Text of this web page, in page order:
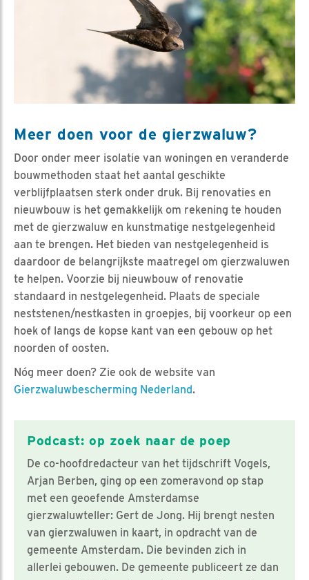
Meer doen voor de gierzwaluw?
Door onder meer isolatie van woningen en veranderde
bouwmethoden staat het aantal geschikte
verblijfplaatsen sterk onder druk. Bij renovaties en
nieuwbouw is het gemakkelijk om rekening te houden
met de gierzwaluw en kunstmatige nestgelegenheid
aan te brengen. Het bieden van nestgelegenheid is
daardoor de belangrijkste maatregel om gierzwaluwen
te helpen. Voorzie bij nieuwbouw of renovatie
standaard in nestgelegenheid. Plaats de speciale
neststenen/nestkasten in groepjes, bij voorkeur op een
hoek of langs de kopse kant van een gebouw op het
noorden of oosten.
Nóg meer doen? Zie ook de website van
Gierzwaluwbescherming Nederland.
Podcast: op zoek naar de poep
De co-hoofdredacteur van het tijdschrift Vogels,
Arjan Berben, ging op een zomeravond op stap
met een geoefende Amsterdamse
gierzwaluwteller: Gert de Jong. Hij brengt nesten
van gierzwaluwen in kaart, in opdracht van de
gemeente Amsterdam. Die bevinden zich in
allerlei gebouwen. De gemeente publiceert ze dan